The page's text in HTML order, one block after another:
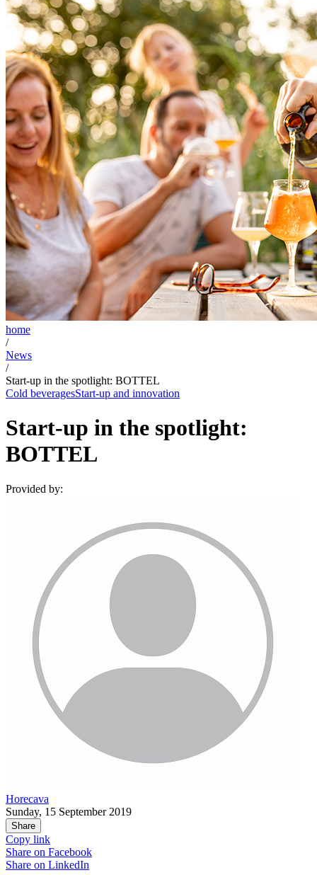
home
/
News
/
Start-up in the spotlight: BOTTEL
Cold beveragesStart-up and innovation
Start-up in the spotlight:
BOTTEL
Provided by:
Horecava
Sunday, 15 September 2019
Share
Copy link
Share on Facebook
Share on LinkedIn